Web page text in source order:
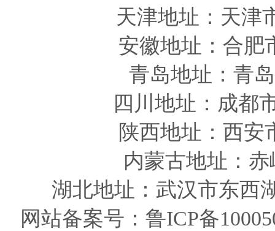
天津地址 ：天津
安徽地址 ：合
青岛地址 ：青
四川 地址 ：成都
陕西地址 ：西
内蒙古地址：
湖北地址：武汉市东西
网站备案号： 鲁ICP备